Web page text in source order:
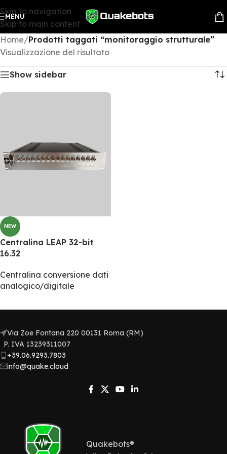
Skip to navigation
Skip to main content
MENU
Home/Prodotti taggati “monitoraggio strutturale”
Visualizzazione del risultato
Show sidebar
NEW
Centralina LEAP 32-bit
16.32
Centralina conversione dati
analogico/digitale
Via Zoe Fontana 220 00131 Roma (RM)
P. IVA 13239311007​
+39.06.9293.7803
info@quake.cloud
Quakebots®